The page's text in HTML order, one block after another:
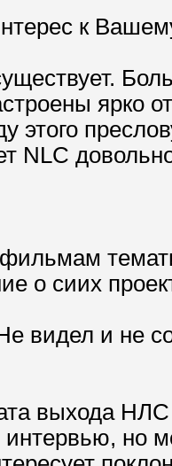
к
ярко
этого
NLC
фильмам
о сиих
видел и не
выхода
но